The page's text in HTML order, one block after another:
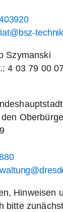
Szymanski
4 03 79 00
Hinweisen
bitte